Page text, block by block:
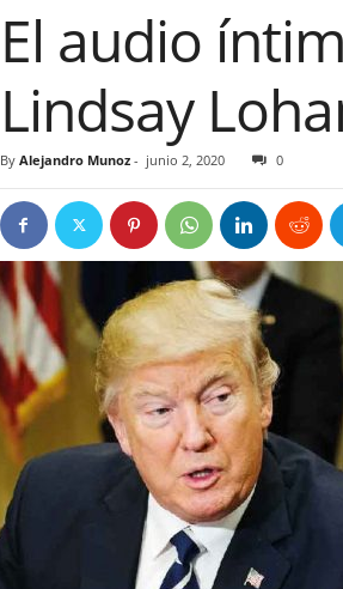
El audio
Lindsay
By Alejandro Munoz- junio 2, 2020 0